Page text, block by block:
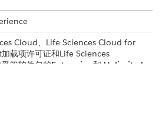
Cloud、Life Sciences Cloud for
载项许可证和Life Sciences
管软件包的Enterprise 和 Unlimited
模式，以在移动应用程序上运行。选择